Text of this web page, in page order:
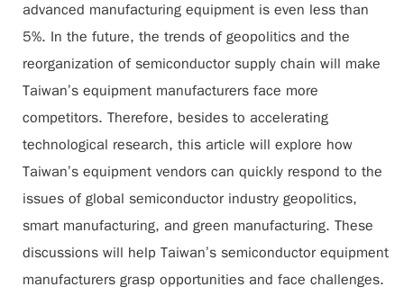
advanced manufacturing equipment is even less than
5%. In the future, the trends of geopolitics and the
reorganization of semiconductor supply chain will make
Taiwan’s equipment manufacturers face more
competitors. Therefore, besides to accelerating
technological research, this article will explore how
Taiwan’s equipment vendors can quickly respond to the
issues of global semiconductor industry geopolitics,
smart manufacturing, and green manufacturing. These
discussions will help Taiwan’s semiconductor equipment
manufacturers grasp opportunities and face challenges.